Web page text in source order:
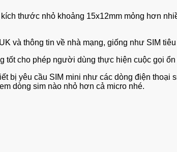
thước nhỏ khoảng 15x12mm mỏng hơn
và thông tin về nhà mạng, giống như SIM
cho phép người dùng thực hiện cuộc gọi
bị yêu cầu SIM mini như các dòng điện thoại
dòng sim nào nhỏ hơn cả micro nhé.